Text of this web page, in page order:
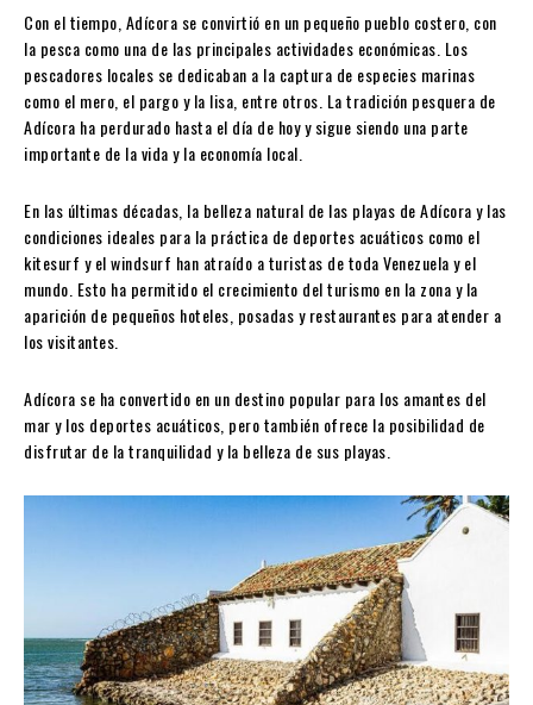
Con el tiempo, Adícora se convirtió en un pequeño pueblo costero, con
la pesca como una de las principales actividades económicas. Los
pescadores locales se dedicaban a la captura de especies marinas
como el mero, el pargo y la lisa, entre otros. La tradición pesquera de
Adícora ha perdurado hasta el día de hoy y sigue siendo una parte
importante de la vida y la economía local.
En las últimas décadas, la belleza natural de las playas de Adícora y las
condiciones ideales para la práctica de deportes acuáticos como el
kitesurf y el windsurf han atraído a turistas de toda Venezuela y el
mundo. Esto ha permitido el crecimiento del turismo en la zona y la
aparición de pequeños hoteles, posadas y restaurantes para atender a
los visitantes.
Adícora se ha convertido en un destino popular para los amantes del
mar y los deportes acuáticos, pero también ofrece la posibilidad de
disfrutar de la tranquilidad y la belleza de sus playas.